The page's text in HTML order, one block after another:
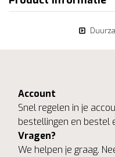
Account
Snel regelen in je
bestellingen en bestel
Vragen?
We helpen je graag.